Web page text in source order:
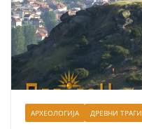
АРХЕОЛОГИЈА ДРЕВНИ ТРАГИ